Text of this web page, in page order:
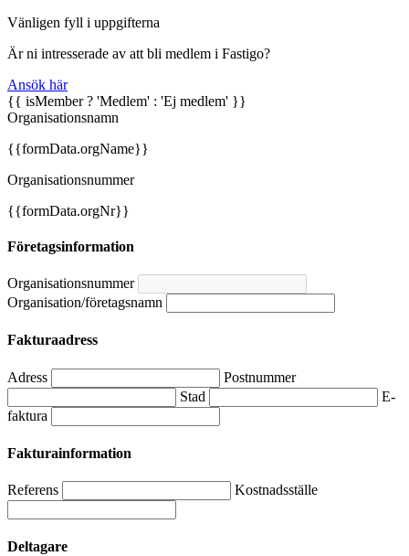
Vänligen fyll i uppgifterna
Är ni intresserade av att bli medlem i Fastigo?
Ansök här
{{ isMember ? 'Medlem' : 'Ej medlem' }}
Organisationsnamn
{{formData.orgName}}
Organisationsnummer
{{formData.orgNr}}
Företagsinformation
Organisationsnummer
Organisation/företagsnamn
Fakturaadress
Adress
Postnummer
Stad
E-
faktura
Fakturainformation
Referens Kostnadsställe
Deltagare